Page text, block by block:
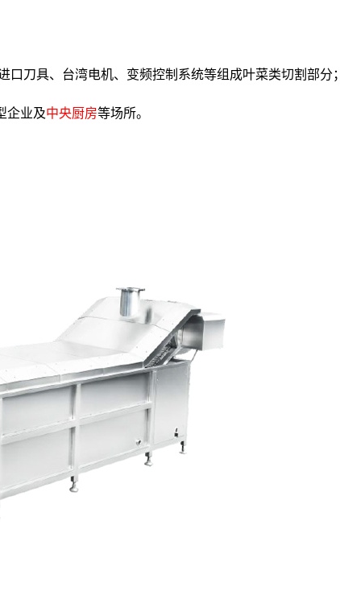
口刀具、台湾电机、变频控制系统等组成叶菜类切割部分；
企业及中央厨房等场所。